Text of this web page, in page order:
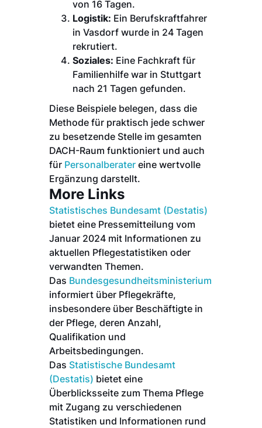
von 16 Tagen.
Logistik: Ein Berufskraftfahrer
in Vasdorf wurde in 24 Tagen
rekrutiert.
Soziales: Eine Fachkraft für
Familienhilfe war in Stuttgart
nach 21 Tagen gefunden.
Diese Beispiele belegen, dass die
Methode für praktisch jede schwer
zu besetzende Stelle im gesamten
DACH-Raum funktioniert und auch
für Personalberater eine wertvolle
Ergänzung darstellt.
More Links
Statistisches Bundesamt (Destatis)
bietet eine Pressemitteilung vom
Januar 2024 mit Informationen zu
aktuellen Pflegestatistiken oder
verwandten Themen.
Das Bundesgesundheitsministerium
informiert über Pflegekräfte,
insbesondere über Beschäftigte in
der Pflege, deren Anzahl,
Qualifikation und
Arbeitsbedingungen.
Das Statistische Bundesamt
(Destatis) bietet eine
Überblicksseite zum Thema Pflege
mit Zugang zu verschiedenen
Statistiken und Informationen rund